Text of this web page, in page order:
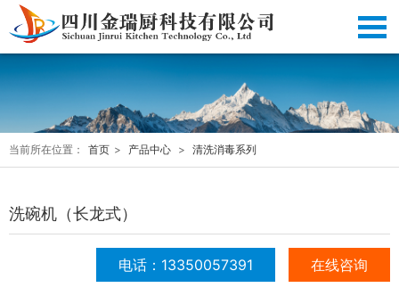
当前所在位置： 首页 > 产品中心 > 清洗消毒系列
洗碗机（长龙式）
在线咨询
电话：13350057391